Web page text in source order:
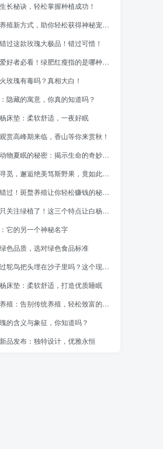
长秘诀，轻松掌握种植成功！
殖新方式，助你轻松获得神秘宠物！
过这款玫瑰大极品！错过可惜！
好者必看！绿肥红瘦指的是哪种花？
玫瑰有毒吗？真相大白！
隐藏的寓意，你真的知道吗？
床垫：柔软舒适，一夜好眠
赏高峰期来临，香山等你来赏秋！
物夏眠的秘密：揭示生命的奇妙法则
觅，邂逅绝美笃斯野果，竟如此美味！
过！斑蝥养殖让你轻松赚钱的秘密武器！
注绿植了！这三个特点让白杨树成为你的新宠
它的另一个神秘名字
色品质，选对绿色食品标准
鸵鸟把头埋在沙子里吗？这个现象真神奇！
床垫：柔软舒适，打造优质睡眠
：告别传统养殖，轻松致富的绿色新途径！
的含义与象征，你知道吗？
品发布：独特设计，优雅永恒
长秘诀，轻松掌握种植成功！
殖新方式，助你轻松获得神秘宠物！
过这款玫瑰大极品！错过可惜！
好者必看！绿肥红瘦指的是哪种花？
玫瑰有毒吗？真相大白！
隐藏的寓意，你真的知道吗？
床垫：柔软舒适，一夜好眠
赏高峰期来临，香山等你来赏秋！
物夏眠的秘密：揭示生命的奇妙法则
觅，邂逅绝美笃斯野果，竟如此美味！
过！斑蝥养殖让你轻松赚钱的秘密武器！
注绿植了！这三个特点让白杨树成为你的新宠
它的另一个神秘名字
色品质，选对绿色食品标准
鸵鸟把头埋在沙子里吗？这个现象真神奇！
床垫：柔软舒适，打造优质睡眠
：告别传统养殖，轻松致富的绿色新途径！
的含义与象征，你知道吗？
品发布：独特设计，优雅永恒